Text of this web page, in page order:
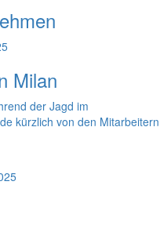
Milan
der Jagd im
kürzlich von den Mitarbeitern